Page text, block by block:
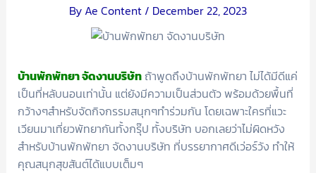
By Ae Content / December 22, 2023
บ้านพักพัทยา จัดงานบริษัทถ้าพูดถึงบ้านพักพัทยา ไม่ได้มีดีแค่
เป็นที่หลับนอนเท่านั้น แต่ยังมีความเป็นส่วนตัว พร้อมด้วยพื้นที่
กว้างๆสำหรับจัดกิจกรรมสนุกๆทำร่วมกัน โดยเฉพาะใครที่แวะ
เวียนมาเที่ยวพัทยากันทั้งกรุ๊ป ทั้งบริษัท บอกเลยว่าไม่ผิดหวัง
สำหรับบ้านพักพัทยา จัดงานบริษัท ที่บรรยากาศดีเว่อร์วัง ทำให้
คุณสนุกสุขสันต์ได้แบบเต็มๆ